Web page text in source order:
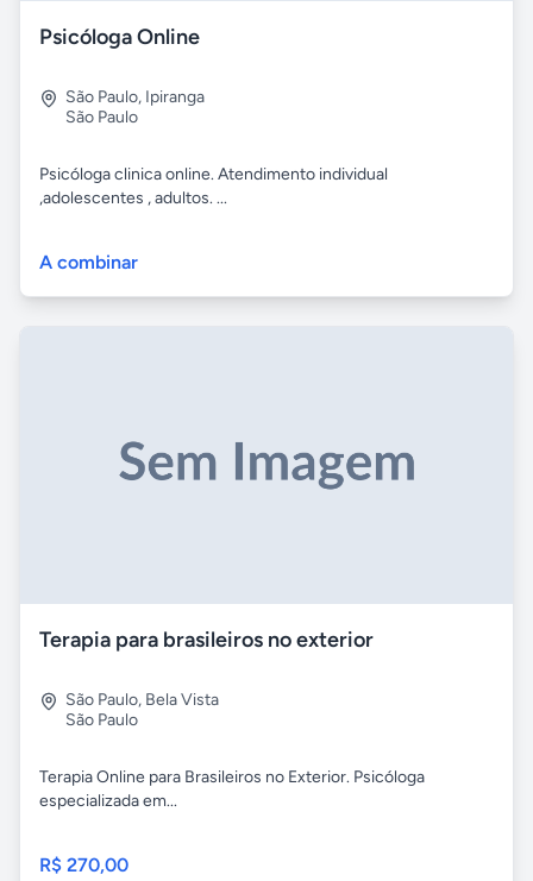
Psicóloga Online
São Paulo, Ipiranga
São Paulo
Psicóloga clinica online. Atendimento individual
,adolescentes , adultos. ...
A combinar
Terapia para brasileiros no exterior
São Paulo, Bela Vista
São Paulo
Terapia Online para Brasileiros no Exterior. Psicóloga
especializada em...
R$ 270,00